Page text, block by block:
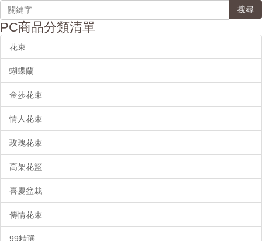
搜尋
PC商品分類清單
花束
蝴蝶蘭
金莎花束
情人花束
玫瑰花束
高架花籃
喜慶盆栽
傳情花束
99精選